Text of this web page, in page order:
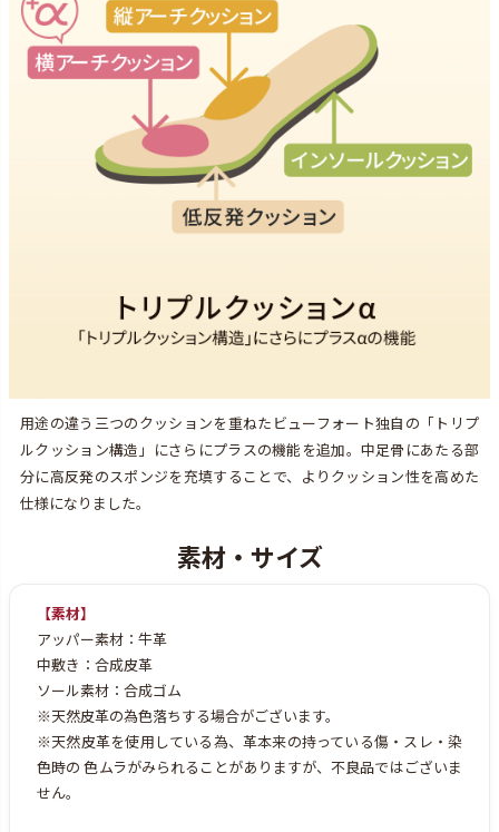
用途の違う三つのクッションを重ねたビューフォート独自の「トリプ
ルクッション構造」にさらにプラスの機能を追加。中足骨にあたる部
分に高反発のスポンジを充填することで、よりクッション性を高めた
仕様になりました。
【素材】
アッパー素材：牛革
中敷き：合成皮革
ソール素材：合成ゴム
※天然皮革の為色落ちする場合がございます。
※天然皮革を使用している為、革本来の持っている傷・スレ・染
色時の 色ムラがみられることがありますが、不良品ではございま
せん。